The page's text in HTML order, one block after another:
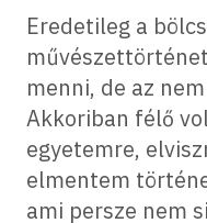
Eredetileg a
menni, de az
Akkoriban félő
egyetemre,
elmentem
ami persze nem